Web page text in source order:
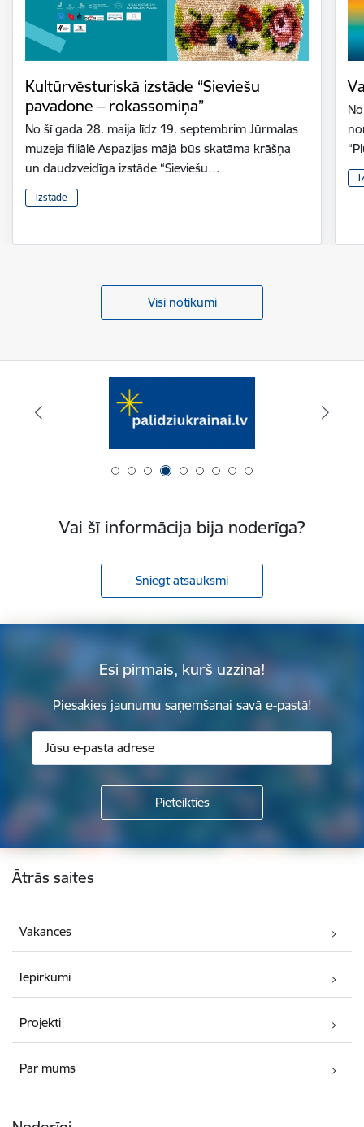
Kultūrvēsturiskā izstāde “Sieviešu
pavadone – rokassomiņa”
No šī gada 28. maija līdz 19. septembrim Jūrmalas
muzeja filiālē Aspazijas mājā būs skatāma krāšņa
un daudzveidīga izstāde “Sieviešu…
Izstāde
Visi notikumi
Vai šī informācija bija noderīga?
Sniegt atsauksmi
Esi pirmais, kurš uzzina!
Piesakies jaunumu saņemšanai savā e-pastā!
Kājene
Ātrās saites
Vakances
Iepirkumi
Projekti
Par mums